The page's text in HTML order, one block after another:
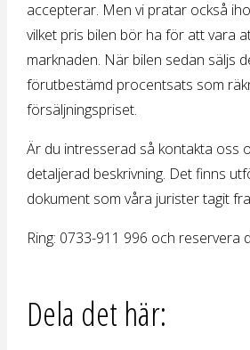
accepterar. Men vi pratar också
vilket pris bilen bör ha för att vara
marknaden. När bilen sedan säljs
förutbestämd procentsats som
försäljningspriset.
Är du intresserad så kontakta oss
detaljerad beskrivning. Det finns
dokument som våra jurister tagit
Ring: 0733-911 996 och reservera
Dela det här: